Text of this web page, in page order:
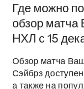
Где можно
обзор
НХЛ с 15
Обзор матча
Сэйбрз
а также на